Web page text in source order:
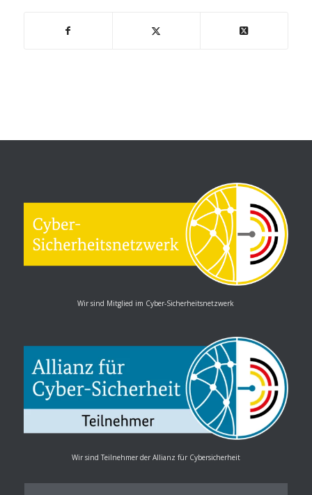
Wir sind Mitglied im Cyber-Sicherheitsnetzwerk
Wir sind Teilnehmer der Allianz für Cybersicherheit